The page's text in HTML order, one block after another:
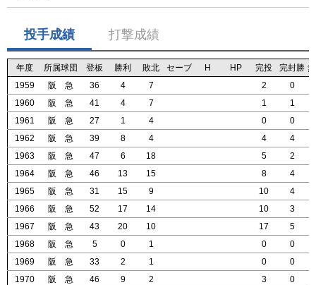
投手成績 打撃成績
年度 所属球団 登板 勝利 敗北 セーブ H HP 完投 完封勝
1959
阪 急 36 4 7 2
0
1960
阪 急 41 4 7 1
1
1961
阪 急 27 1 4 0
0
1962
阪 急 39 8 4 4
4
1963
阪 急 47 6 18 5
2
1964
阪 急 46 13 15 8
4
1965
阪 急 31 15 9 10
4
1966
阪 急 52 17 14 10
3
1967
阪 急 43 20 10 17
5
1968
阪 急 5 0 1 0
0
1969
阪 急 33 2 1 0
0
1970
阪 急 46 9 2 3
0
年度 所属球団 登板 勝利 敗北 セーブ H HP 完投 完封勝
1959
阪 急 36 4 7 2
0
1960
阪 急 41 4 7 1
1
1961
阪 急 27 1 4 0
0
1962
阪 急 39 8 4 4
4
1963
阪 急 47 6 18 5
2
1964
阪 急 46 13 15 8
4
1965
阪 急 31 15 9 10
4
1966
阪 急 52 17 14 10
3
1967
阪 急 43 20 10 17
5
1968
阪 急 5 0 1 0
0
1969
阪 急 33 2 1 0
0
1970
阪 急 46 9 2 3
0
年度 所属球団 登板 勝利 敗北 セーブ H HP 完投 完封勝
1959
阪 急 36 4 7 2
0
1960
阪 急 41 4 7 1
1
1961
阪 急 27 1 4 0
0
1962
阪 急 39 8 4 4
4
1963
阪 急 47 6 18 5
2
1964
阪 急 46 13 15 8
4
1965
阪 急 31 15 9 10
4
1966
阪 急 52 17 14 10
3
1967
阪 急 43 20 10 17
5
1968
阪 急 5 0 1 0
0
1969
阪 急 33 2 1 0
0
1970
阪 急 46 9 2 3
0
年度 所属球団 登板 勝利 敗北 セーブ H HP 完投 完封勝
1959
阪 急 36 4 7 2
0
1960
阪 急 41 4 7 1
1
1961
阪 急 27 1 4 0
0
1962
阪 急 39 8 4 4
4
1963
阪 急 47 6 18 5
2
1964
阪 急 46 13 15 8
4
1965
阪 急 31 15 9 10
4
1966
阪 急 52 17 14 10
3
1967
阪 急 43 20 10 17
5
1968
阪 急 5 0 1 0
0
1969
阪 急 33 2 1 0
0
1970
阪 急 46 9 2 3
0